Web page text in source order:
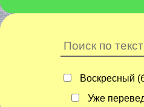
Воскресный
Уже